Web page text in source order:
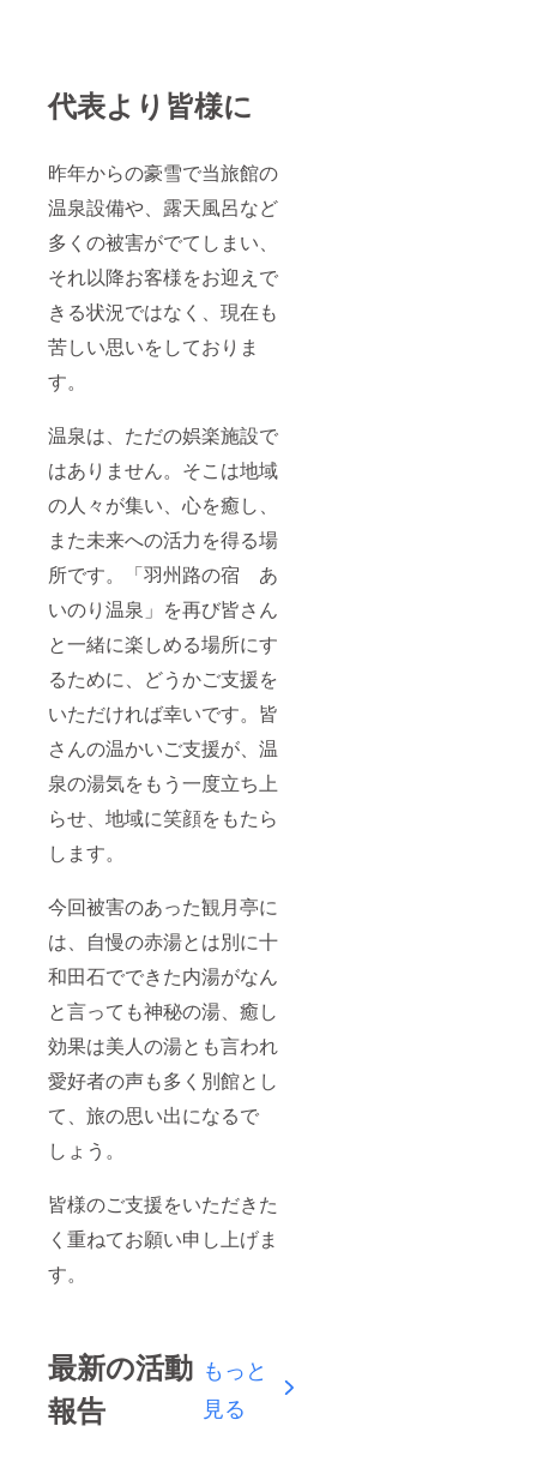
代表より皆様に
昨年からの豪雪で当旅館の
温泉設備や、露天風呂など
多くの被害がでてしまい、
それ以降お客様をお迎えで
きる状況ではなく、現在も
苦しい思いをしておりま
す。
温泉は、ただの娯楽施設で
はありません。そこは地域
の人々が集い、心を癒し、
また未来への活力を得る場
所です。「羽州路の宿 あ
いのり温泉」を再び皆さん
と一緒に楽しめる場所にす
るために、どうかご支援を
いただければ幸いです。皆
さんの温かいご支援が、温
泉の湯気をもう一度立ち上
らせ、地域に笑顔をもたら
します。
今回被害のあった観月亭に
は、自慢の赤湯とは別に十
和田石でできた内湯がなん
と言っても神秘の湯、癒し
効果は美人の湯とも言われ
愛好者の声も多く別館とし
て、旅の思い出になるで
しょう。
皆様のご支援をいただきた
く重ねてお願い申し上げま
す。
最新の活動
報告
もっと
見る